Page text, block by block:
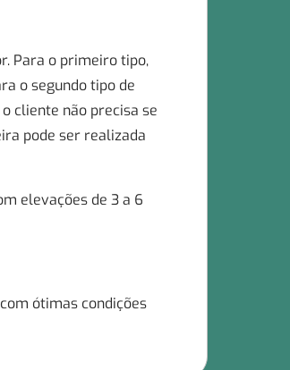
Para o primeiro tipo,
o segundo tipo de
cliente não precisa se
pode ser realizada
elevações de 3 a 6
ótimas condições